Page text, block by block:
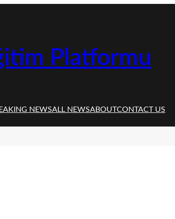
Platformu
NEWSALL NEWSABOUTCONTACT US